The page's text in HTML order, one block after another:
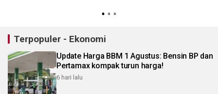
Terpopuler - Ekonomi
Update Harga BBM 1 Agustus: Bensin BP dan
Pertamax kompak turun harga!
6 hari lalu